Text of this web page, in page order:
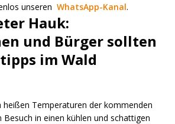
unseren WhatsApp-Kanal.
Hauk:
und Bürger sollten
im Wald
heißen Temperaturen der kommenden
Besuch in einen kühlen und schattigen